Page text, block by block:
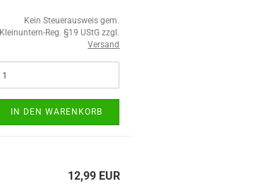
Kein Steuerausweis gem.
Kleinuntern-Reg. §19 UStG zzgl.
Versand
IN DEN WARENKORB
12,99 EUR